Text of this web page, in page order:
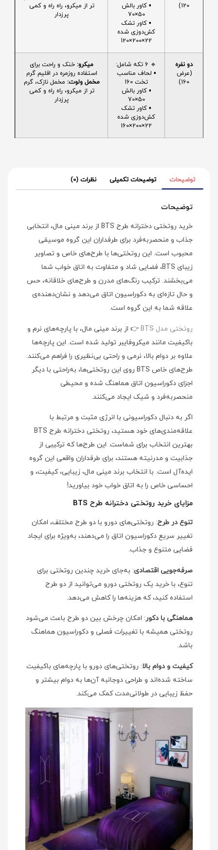
120)
▪️ کاور بالش
50×70
▪️ کاور تشک
کش‌دوزی شده
22×200×120
تر از میکرو، راه راه و کمی
پرزدار
دو نفره
(عرض
160)
🔹 6 تکه شامل:
▪️ لحاف مناسب
تخت 160
▪️ کاور بالش
50×70
▪️ کاور تشک
کش‌دوزی شده
22×200×160
میکرو: خنک و راحت برای
استفاده روزمره در اقلیم گرم
مخمل ولوت: مخمل نازک، گرم
تر از میکرو، راه راه و کمی
پرزدار
توضیحات توضیحات تکمیلی نظرات (0)
توضیحات
خرید روتختی دخترانه طرح BTS از برند مینی‌ مال، انتخابی
جذاب و منحصربه‌فرد برای طرفداران این گروه موسیقی
محبوب است. این روتختی‌ها با طرح‌های خاص و تصاویر
زیبای BTS، فضایی شاد و متفاوت به اتاق خواب شما
می‌بخشند. ترکیب رنگ‌های مدرن و طرح‌های خلاقانه، حس
و حال تازه‌ای به دکوراسیون اتاق می‌دهد و نشان‌دهنده‌ی
علاقه شما به این گروه است.
روتختی مدل BTS
👉 از برند مینی‌ مال، با پارچه‌های نرم و
باکیفیت مانند میکروفایبر تولید شده است. این پارچه‌ها
علاوه بر دوام بالا، نرمی و راحتی بی‌نظیری را فراهم می‌کنند.
طرح‌های خاص BTS روی این روتختی‌ها، به‌راحتی با دیگر
اجزای دکوراسیون اتاق هماهنگ شده و محیطی
منحصربه‌فرد و شیک ایجاد می‌کنند.
اگر به دنبال دکوراسیونی با انرژی مثبت و مرتبط با
علاقه‌مندی‌های خود هستید، روتختی دخترانه طرح BTS
بهترین انتخاب برای شماست. این طرح‌ها که ترکیبی از
جذابیت و مدرنیته هستند، برای طرفداران واقعی این گروه
ایده‌آل است. با انتخاب برند مینی‌ مال، زیبایی، کیفیت، و
احساسی خاص را به اتاق خواب خود بیاورید!
مزایای خرید روتختی دخترانه طرح BTS
تنوع در طرح: روتختی‌های دورو با دو طرح مختلف، امکان
تغییر سریع دکوراسیون اتاق را می‌دهند، به‌ویژه برای ایجاد
فضایی متنوع و جذاب.
صرفه‌جویی اقتصادی: به‌جای خرید چندین روتختی برای
تنوع، با خرید یک روتختی دورو می‌توانید از دو طرح
استفاده کنید، که هزینه‌ها را کاهش می‌دهد.
هماهنگی با دکور: امکان چرخش بین دو طرح باعث می‌شود
روتختی همیشه با تغییرات فصلی و دکوراسیون هماهنگ
باشد.
کیفیت و دوام بالا: روتختی‌های دورو با پارچه‌های باکیفیت
ساخته شده‌اند و طراحی دوجانبه آن‌ها به دوام بیشتر و
حفظ زیبایی در طولانی‌مدت کمک می‌کند.